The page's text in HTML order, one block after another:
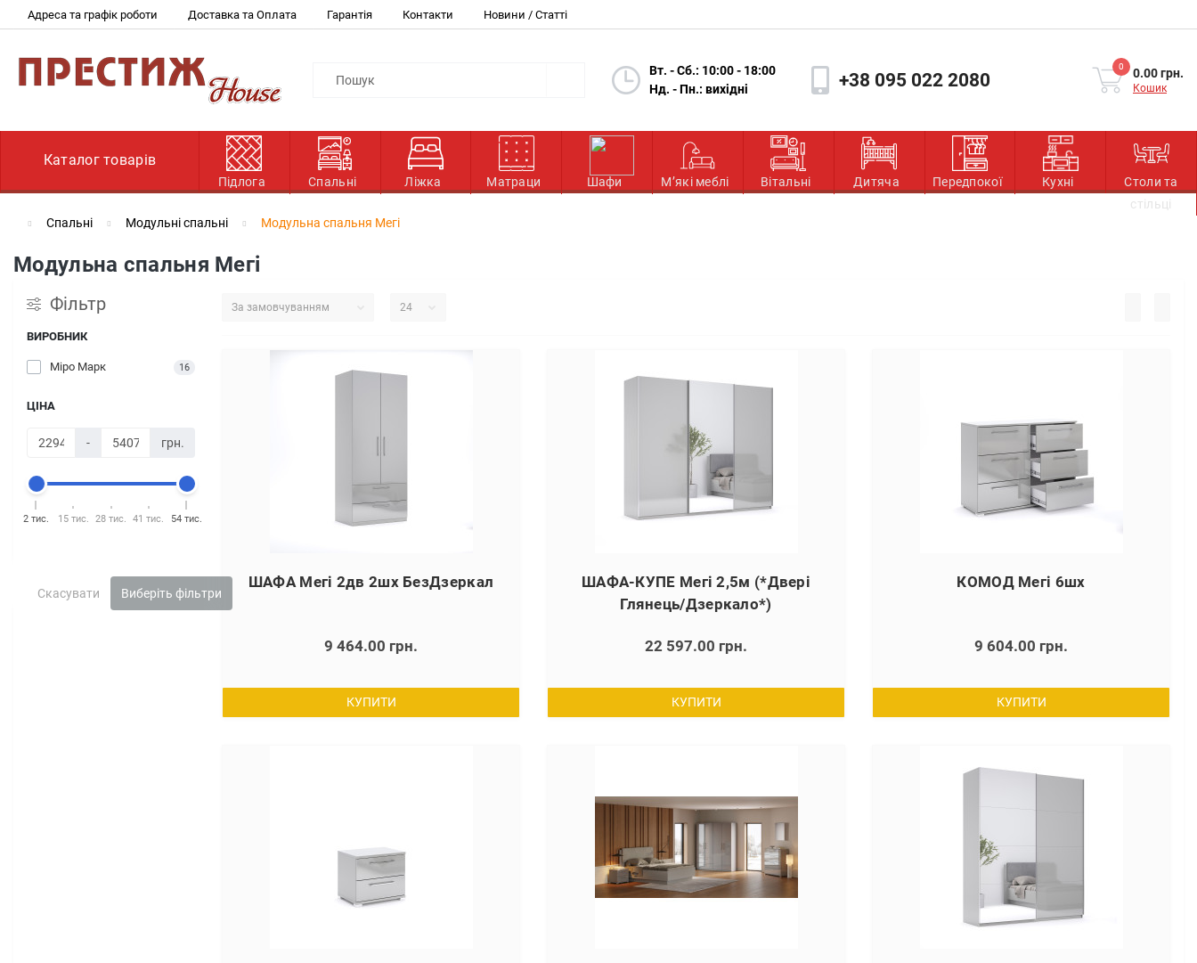
Адреса та графік роботи Доставка та Оплата Гарантія Контакти Новини / Статті
Вт. - Сб.: 10:00 - 18:00
Нд. - Пн.: вихідні
+38 095 022 2080
0 0.00 грн.
Кошик
Каталог товарів
Підлога Спальні Ліжка Матраци Шафи М’які меблі Вітальні Дитяча Передпокої Кухні
Столи та
стільці
Спальні
Модульні спальні Модульна спальня Мегі
Модульна спальня Мегі
Фільтр
ВИРОБНИК
Міро Марк 16
ЦІНА
- грн.
2 тис. 15 тис. 28 тис. 41 тис. 54 тис.
Скасувати Виберіть фільтри
ШАФА Мегі 2дв 2шх БезДзеркал
9 464.00 грн.
КУПИТИ
ШАФА-КУПЕ Мегі 2,5м (*Двері
Глянець/Дзеркало*)
22 597.00 грн.
КУПИТИ
КОМОД Мегі 6шх
9 604.00 грн.
КУПИТИ